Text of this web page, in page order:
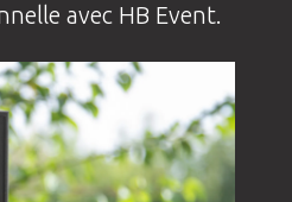
avec HB Event.